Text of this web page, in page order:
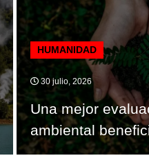
HUMANIDAD
30 julio, 2026
Una mejor
ambiental